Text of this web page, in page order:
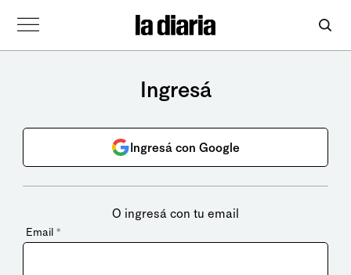
Ingresá
Ingresá con Google
O ingresá con tu email
Email *